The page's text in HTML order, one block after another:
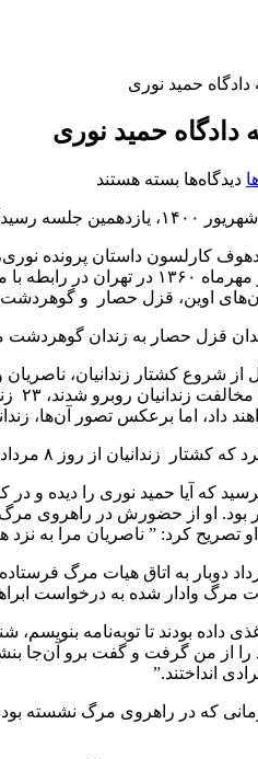
حمید نوری
حمید نوری
دیدگاه‌ها برای
یازدهمین
دادگاه
حمید
نوری
بسته هستند
کارلسون داستان پرونده
برجسته، زمانی که ۲۶ ساله
اوین، قزل حصار و
شروع کشتار زندانیان،
داد، اما برعکس تصور آن‌ها،
نوری در انتقال زندانیان به اتاق هیات مرگ نقش برجسته‌ای داشتند.
پرسید که آیا حمید نوری را دیده
بود. او از حضورش در راهروی
او تصریح کرد: ” ناصریان مرا
گفت که از تاريخ ۱۵ تا ۲۲ مرداد
داده بودند تا توبه‌نامه
را از من گرفت و گفت برو آن‌جا
انداختند.”
که در راهروی مرگ نشسته